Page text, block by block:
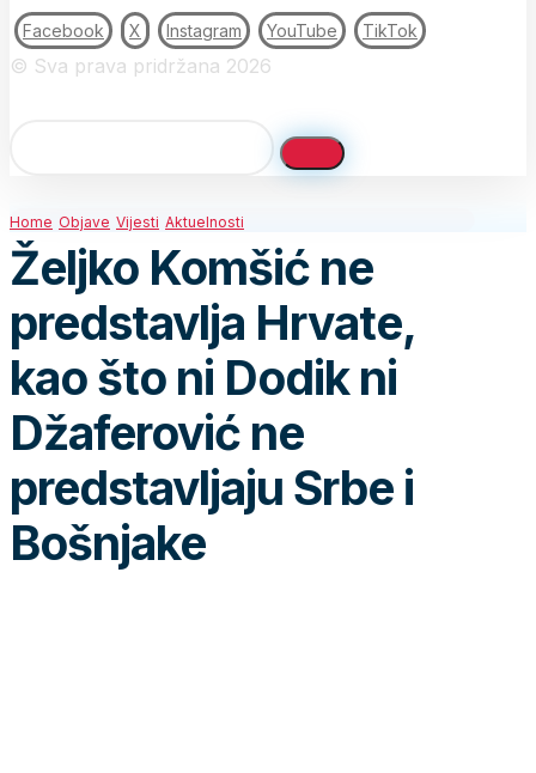
Facebook X Instagram YouTube TikTok
© Sva prava pridržana 2026
Home Objave Vijesti Aktuelnosti
Željko Komšić ne
predstavlja Hrvate,
kao što ni Dodik ni
Džaferović ne
predstavljaju Srbe i
Bošnjake